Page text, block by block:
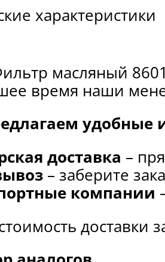
характеристики
масляный
время наши
удобные
доставка –
– заберите
компании
доставки